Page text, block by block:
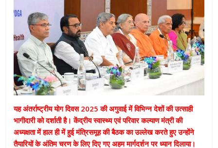
यह अंतर्राष्ट्रीय योग दिवस 2025 की अगुवाई में विभिन्न देशों की उत्साही
भागीदारी को दर्शाती है। केंद्रीय स्वास्थ्य एवं परिवार कल्याण मंत्री की
अध्यक्षता में हाल ही में हुई मंत्रिसमूह की बैठक का उल्लेख करते हुए उन्होंने
तैयारियों के अंतिम चरण के लिए दिए गए अहम मार्गदर्शन पर ध्यान दिलाया।